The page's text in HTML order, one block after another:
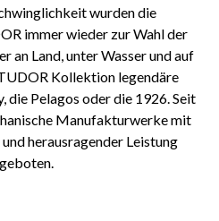
wurden die
immer wieder zur Wahl der
an Land, unter Wasser und auf
Kollektion legendäre
die Pelagos oder die 1926. Seit
Manufakturwerke mit
herausragender Leistung